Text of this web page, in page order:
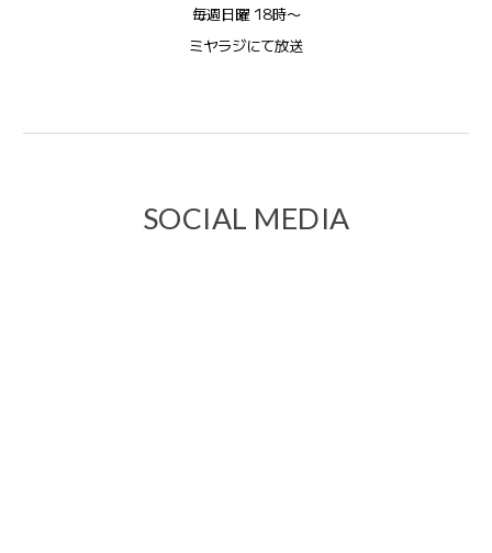
毎週日曜 18時〜
ミヤラジにて放送
SOCIAL MEDIA